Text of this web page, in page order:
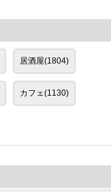
居酒屋(1804)
カフェ(1130)